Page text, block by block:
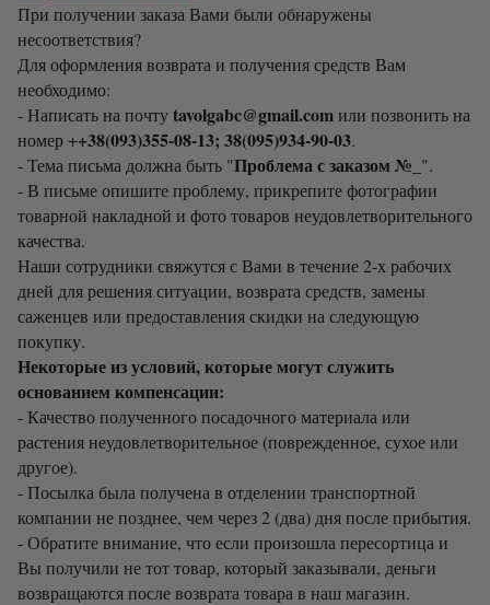
При получении заказа Вами были обнаружены
несоответствия?
Для оформления возврата и получения средств Вам
необходимо:
- Написать на почтуtavolgabc@gmail.comили позвонить на
номер ++38(093)355-08-13; 38(095)934-90-03.
- Тема письма должна быть "Проблема с заказом №_ ".
- В письме опишите проблему, прикрепите фотографии
товарной накладной и фото товаров неудовлетворительного
качества.
Наши сотрудники свяжутся с Вами в течение 2-х рабочих
дней для решения ситуации, возврата средств, замены
саженцев или предоставления скидки на следующую
покупку.
Некоторые из условий, которые могут служить
основанием компенсации:
- Качество полученного посадочного материала или
растения неудовлетворительное (поврежденное, сухое или
другое).
- Посылка была получена в отделении транспортной
компании не позднее, чем через 2 (два) дня после прибытия.
- Обратите внимание, что если произошла пересортица и
Вы получили не тот товар, который заказывали, деньги
возвращаются после возврата товара в наш магазин.